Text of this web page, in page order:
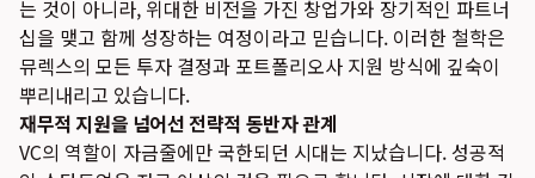
는 것이 아니라, 위대한 비전을 가진 창업가와 장기적인 파트너
십을 맺고 함께 성장하는 여정이라고 믿습니다. 이러한 철학은
뮤렉스의 모든 투자 결정과 포트폴리오사 지원 방식에 깊숙이
뿌리내리고 있습니다.
재무적 지원을 넘어선 전략적 동반자 관계
VC의 역할이 자금줄에만 국한되던 시대는 지났습니다. 성공적